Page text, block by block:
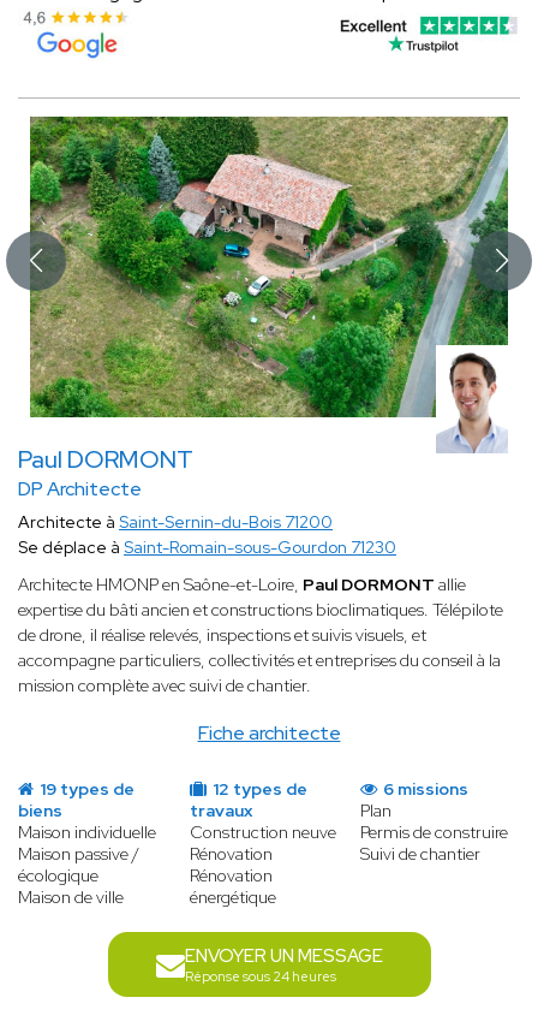
Paul DORMONT
DP Architecte
Fiche architecte
Architecte à Saint-Sernin-du-Bois 71200
Se déplace à Saint-Romain-sous-Gourdon 71230
Architecte HMONP en Saône-et-Loire, Paul DORMONT allie
expertise du bâti ancien et constructions bioclimatiques. Télépilote
de drone, il réalise relevés, inspections et suivis visuels, et
accompagne particuliers, collectivités et entreprises du conseil à la
mission complète avec suivi de chantier.
19 types de
biens
Maison individuelle
Maison passive /
écologique
Maison de ville
12 types de
travaux
Construction neuve
Rénovation
Rénovation
énergétique
6 missions
Plan
Permis de construire
Suivi de chantier
ENVOYER UN MESSAGE
Réponse sous 24 heures